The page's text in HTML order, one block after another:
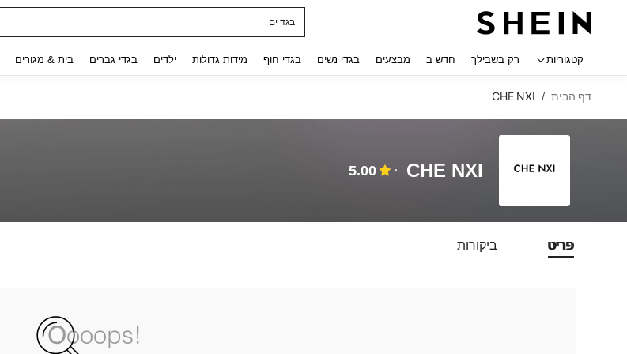
בגד ים
קטגוריות רק בשבילך חדש ב מבצעים בגדי נשים בגדי חוף מידות גדולות ילדים בגדי גברים בית & מגורים
דף הבית /
CHE NXI
CHE NXI
5.00
פריט ביקורות